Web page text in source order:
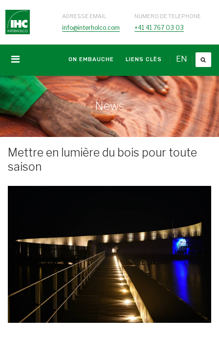
ADRESSE EMAIL
info@interholco.com
NUMERO DE TELEPHONE
+41 41 767 03 03
EN
ON EMBAUCHE LIENS CLÈS
News
Mettre en lumière du bois pour toute
saison